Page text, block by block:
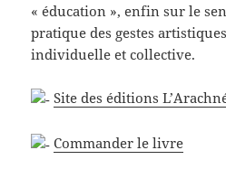
« éducation », enfin sur le
pratique des gestes
individuelle et collective.
Site des éditions
Commander le livre